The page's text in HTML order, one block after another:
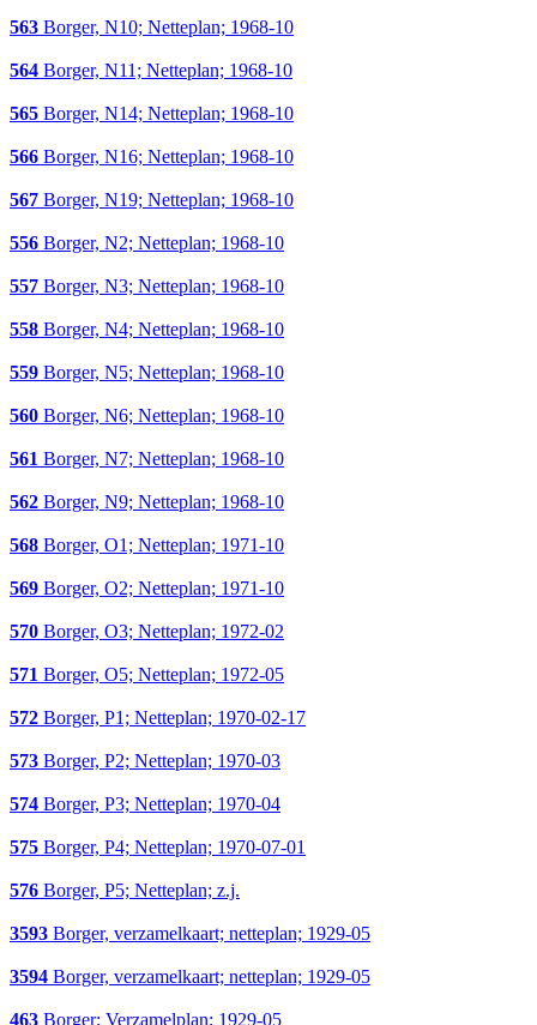
563 Borger, N10; Netteplan; 1968-10
564 Borger, N11; Netteplan; 1968-10
565 Borger, N14; Netteplan; 1968-10
566 Borger, N16; Netteplan; 1968-10
567 Borger, N19; Netteplan; 1968-10
556 Borger, N2; Netteplan; 1968-10
557 Borger, N3; Netteplan; 1968-10
558 Borger, N4; Netteplan; 1968-10
559 Borger, N5; Netteplan; 1968-10
560 Borger, N6; Netteplan; 1968-10
561 Borger, N7; Netteplan; 1968-10
562 Borger, N9; Netteplan; 1968-10
568 Borger, O1; Netteplan; 1971-10
569 Borger, O2; Netteplan; 1971-10
570 Borger, O3; Netteplan; 1972-02
571 Borger, O5; Netteplan; 1972-05
572 Borger, P1; Netteplan; 1970-02-17
573 Borger, P2; Netteplan; 1970-03
574 Borger, P3; Netteplan; 1970-04
575 Borger, P4; Netteplan; 1970-07-01
576 Borger, P5; Netteplan; z.j.
3593 Borger, verzamelkaart; netteplan; 1929-05
3594 Borger, verzamelkaart; netteplan; 1929-05
463 Borger; Verzamelplan; 1929-05